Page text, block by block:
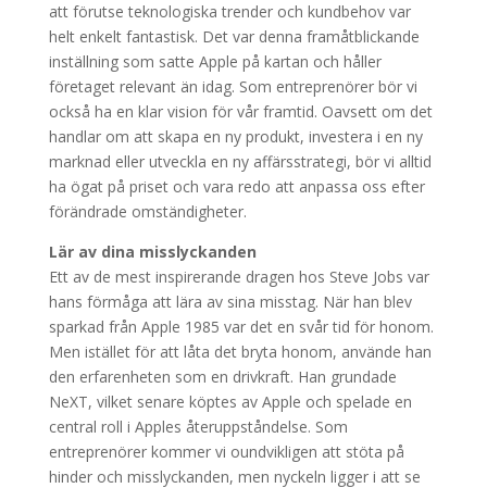
att förutse teknologiska trender och kundbehov var
helt enkelt fantastisk. Det var denna framåtblickande
inställning som satte Apple på kartan och håller
företaget relevant än idag. Som entreprenörer bör vi
också ha en klar vision för vår framtid. Oavsett om det
handlar om att skapa en ny produkt, investera i en ny
marknad eller utveckla en ny affärsstrategi, bör vi alltid
ha ögat på priset och vara redo att anpassa oss efter
förändrade omständigheter.
Lär av dina misslyckanden
Ett av de mest inspirerande dragen hos Steve Jobs var
hans förmåga att lära av sina misstag. När han blev
sparkad från Apple 1985 var det en svår tid för honom.
Men istället för att låta det bryta honom, använde han
den erfarenheten som en drivkraft. Han grundade
NeXT, vilket senare köptes av Apple och spelade en
central roll i Apples återuppståndelse. Som
entreprenörer kommer vi oundvikligen att stöta på
hinder och misslyckanden, men nyckeln ligger i att se